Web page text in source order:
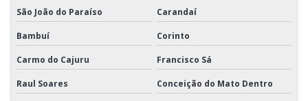
São João do Paraíso Carandaí
Bambuí Corinto
Carmo do Cajuru Francisco Sá
Raul Soares Conceição do Mato Dentro